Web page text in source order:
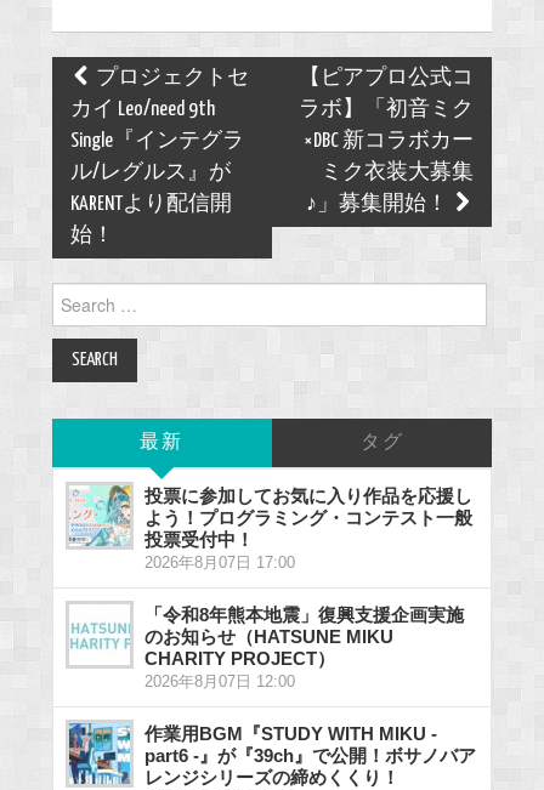
Post
navigation
プロジェクトセ
カイ Leo/need 9th
Single『インテグラ
ル/レグルス』が
KARENTより配信開
始！
【ピアプロ公式コ
ラボ】「初音ミク
×DBC 新コラボカー
ミク衣装大募集
♪」募集開始！
for:
最新 タグ
投票に参加してお気に入り作品を応援し
よう！プログラミング・コンテスト一般
投票受付中！
2026年8月07日 17:00
「令和8年熊本地震」復興支援企画実施
のお知らせ（HATSUNE MIKU
CHARITY PROJECT）
2026年8月07日 12:00
作業用BGM『STUDY WITH MIKU -
part6 -』が『39ch』で公開！ボサノバア
レンジシリーズの締めくくり！